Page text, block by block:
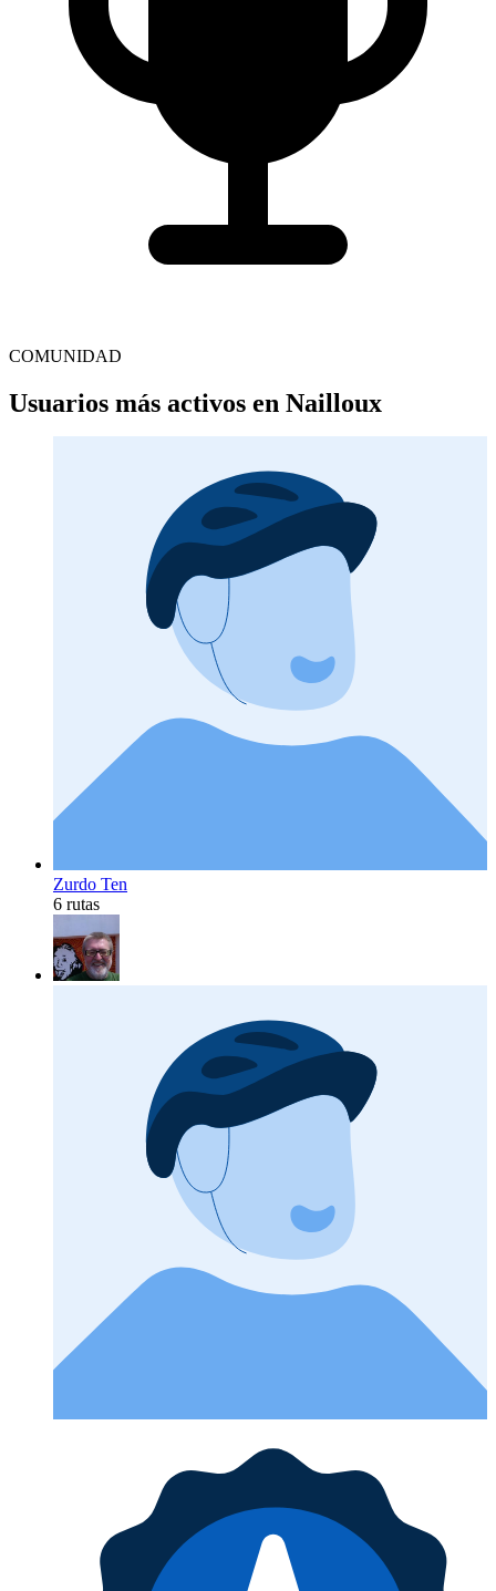
COMUNIDAD
Usuarios más activos en Nailloux
Zurdo Ten
6 rutas